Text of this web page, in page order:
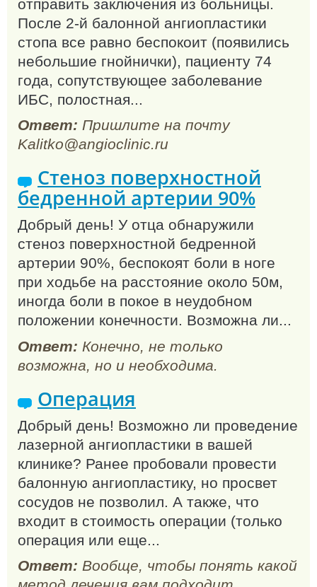
отправить заключения из больницы.
После 2-й балонной ангиопластики
стопа все равно беспокоит (появились
небольшие гнойнички), пациенту 74
года, сопутствующее заболевание
ИБС, полостная...
Ответ: Пришлите на почту
Kalitko@angioclinic.ru
Стеноз поверхностной
бедренной артерии 90%
Добрый день! У отца обнаружили
стеноз поверхностной бедренной
артерии 90%, беспокоят боли в ноге
при ходьбе на расстояние около 50м,
иногда боли в покое в неудобном
положении конечности. Возможна ли...
Ответ: Конечно, не только
возможна, но и необходима.
Операция
Добрый день! Возможно ли проведение
лазерной ангиопластики в вашей
клинике? Ранее пробовали провести
балонную ангиопластику, но просвет
сосудов не позволил. А также, что
входит в стоимость операции (только
операция или еще...
Ответ: Вообще, чтобы понять какой